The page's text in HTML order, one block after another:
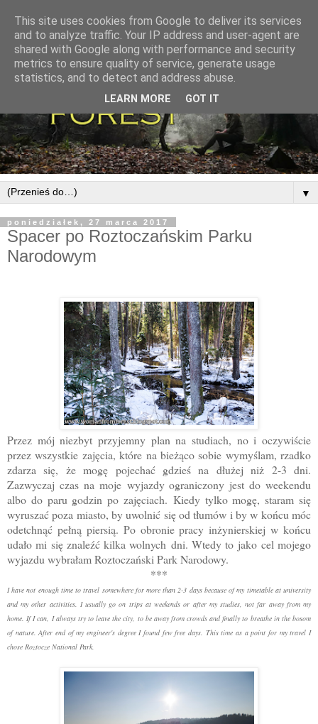
▼
poniedziałek, 27 marca 2017
Spacer po Roztoczańskim Parku
Narodowym
Przez mój niezbyt przyjemny plan na studiach, no i oczywiście
przez wszystkie zajęcia, które na bieżąco sobie wymyślam, rzadko
zdarza się, że mogę pojechać gdzieś na dłużej niż 2-3 dni.
Zazwyczaj czas na moje wyjazdy ograniczony jest do weekendu
albo do paru godzin po zajęciach. Kiedy tylko mogę, staram się
wyruszać poza miasto, by uwolnić się od tłumów i by w końcu móc
odetchnąć pełną piersią. Po obronie pracy inżynierskiej w końcu
udało mi się znaleźć kilka wolnych dni. Wtedy to jako cel mojego
wyjazdu wybrałam Roztoczański Park Narodowy.
***
I have not enough time to travel somewhere for more than 2-3 days because of my timetable at university
and my other activities. I usually go on trips at weekends or after my studies, not far away from my
home. If I can, I always try to leave the city, to be away from crowds and finally to breathe in the bosom
of nature. After end of my engineer's degree I found few free days. This time as a point for my travel I
chose Roztocze National Park.
This site uses cookies from Google to deliver its services
and to analyze traffic. Your IP address and user-agent are
shared with Google along with performance and security
metrics to ensure quality of service, generate usage
statistics, and to detect and address abuse.
LEARN MORE GOT IT